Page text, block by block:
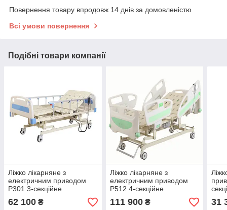
Повернення товару впродовж 14 днів за домовленістю
Всі умови повернення
Подібні товари компанії
Ліжко лікарняне з
електричним приводом
Р301 3-секційне
62 100 ₴
Ліжко лікарняне з
електричним приводом
Р512 4-секційне
111 900₴ 31